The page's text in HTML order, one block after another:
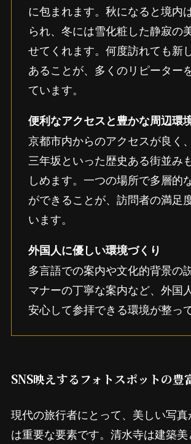
に包まれます。秋になると境内
られ、冬には雪化粧した静寂の
せてくれます。何度訪れても新
あることが、多くのリピーター
ています。
便利なアクセスと豊かな周辺環
京都市内からのアクセスが良く
三年坂といった歴史ある街並み
しめます。一つの場所で多層的
ができることが、訪問者の満足
います。
外国人に優しい環境づくり
多言語での案内や文化的背景の
マナーの丁寧な案内など、外国
安心して参拝できる環境が整っ
SNS映えするフォトスポットの豊
現代の旅行者にとって、美しい写真
は重要な要素です。清水寺は建築